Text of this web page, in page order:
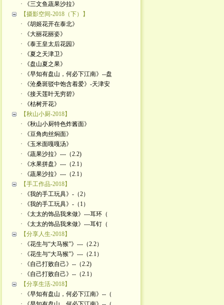
· 《三文鱼蔬果沙拉》
【摄影空间-2018（下）】
· 《胡姬花开在泰北》
· 《大丽花丽姿》
· 《泰王皇太后花园》
· 《夏之天津卫》
· 《盘山夏之果》
· 《早知有盘山，何必下江南》--盘
· 《沧桑斑驳中饱含着爱》-天津安
· 《接天莲叶无穷碧》
· 《枯树开花》
【秋山小厨-2018】
· 《秋山小厨特色炸酱面》
· 《豆角肉丝焖面》
· 《玉米面嘎嘎汤》
· 《蔬果沙拉》---（2.2)
· 《水果拼盘》---（2.1）
· 《蔬果沙拉》---（2.1）
【手工作品-2018】
· 《我的手工玩具》-（2）
· 《我的手工玩具》-（1）
· 《太太的饰品我来做》---耳环（
· 《太太的饰品我来做》---耳钉（
【分享人生-2018】
· 《花生与“大马猴”》---（2.2）
· 《花生与“大马猴”》---（2.1）
· 《自己打败自己》--（2.2)
· 《自己打败自己》--（2.1）
【分享生活-2018】
· 《早知有盘山，何必下江南》--（